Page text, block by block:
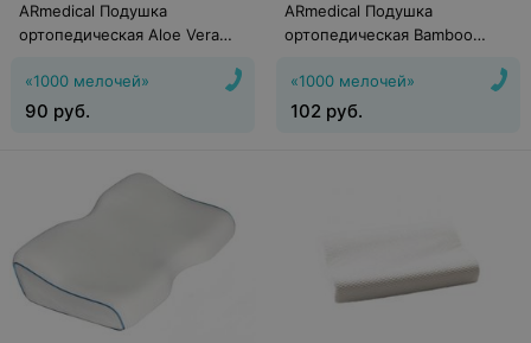
ARmedical Подушка
ортопедическая Aloe Vera
«1000 мелочей»
90 руб.
ARmedical Подушка
ортопедическая Bamboo
«1000 мелочей»
102 руб.